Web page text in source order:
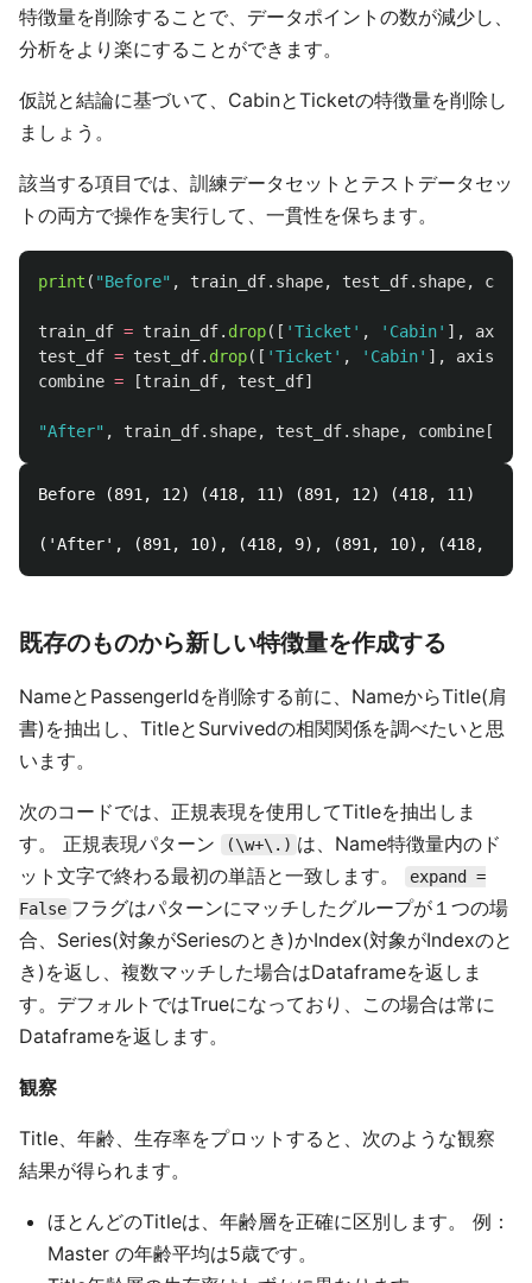
特徴量を削除することで、データポイントの数が減少し、
分析をより楽にすることができます。
仮説と結論に基づいて、CabinとTicketの特徴量を削除し
ましょう。
該当する項目では、訓練データセットとテストデータセッ
トの両方で操作を実行して、一貫性を保ちます。
print ( "Before" , train_df. shape, test_df. shape,
train_df = train_df. drop([ 'Ticket ' , ' Cabin' ], axis
test_df = test_df. drop([ 'Ticket ' , ' Cabin' ], axis
combine = [train_df, test_df]
"After" , train_df. shape, test_df. shape, combine[
Before (891, 12) (418, 11) (891, 12) (418, 11)
既存のものから新しい特徴量を作成する
NameとPassengerIdを削除する前に、NameからTitle(肩
書)を抽出し、TitleとSurvivedの相関関係を調べたいと思
います。
次のコードでは、正規表現を使用してTitleを抽出しま
す。 正規表現パターン
(\w+\.) は、Name特徴量内のド
ット文字で終わる最初の単語と一致します。
expand =
False フラグはパターンにマッチしたグループが１つの場
合、Series(対象がSeriesのとき)かIndex(対象がIndexのと
き)を返し、複数マッチした場合はDataframeを返しま
す。デフォルトではTrueになっており、この場合は常に
Dataframeを返します。
観察
Title、年齢、生存率をプロットすると、次のような観察
結果が得られます。
ほとんどのTitleは、年齢層を正確に区別します。 例：
Master の年齢平均は5歳です。